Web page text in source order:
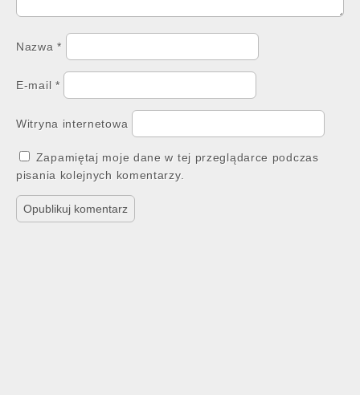
Nazwa*
E-mail *
Witryna internetowa
Zapamiętaj moje dane w tej przeglądarce podczas
pisania kolejnych komentarzy.